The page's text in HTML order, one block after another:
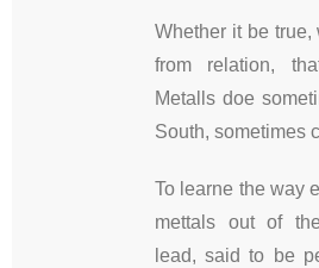
Whether it be
from relation,
Metalls doe
South, sometimes
To learne the way
mettals out of
lead, said to be